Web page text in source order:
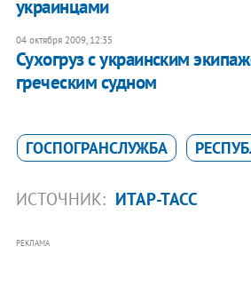
украинцами
04 октября 2009, 12:35
Сухогруз с украинским
греческим судном
ГОСПОГРАНСЛУЖБА
ИСТОЧНИК: ИТАР-ТАСС
РЕКЛАМА